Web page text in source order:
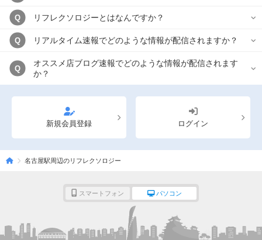
Q リフレクソロジーとはなんですか？
Q リアルタイム速報でどのような情報が配信されますか？
Q
オススメ店ブログ速報でどのような情報が配信されます
か？
新規会員登録 ログイン
名古屋駅周辺のリフレクソロジー
スマートフォン パソコン